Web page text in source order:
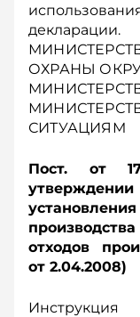
декларации.
ОХРАНЫ
СИТУАЦИЯМ
Пост. от
отходов
от 2.04.2008)